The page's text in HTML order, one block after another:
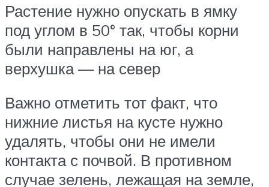
Растение нужно опускать в ямку
под углом в 50° так, чтобы корни
были направлены на юг, а
верхушка — на север
Важно отметить тот факт, что
нижние листья на кусте нужно
удалять, чтобы они не имели
контакта с почвой. В противном
случае зелень, лежащая на земле,